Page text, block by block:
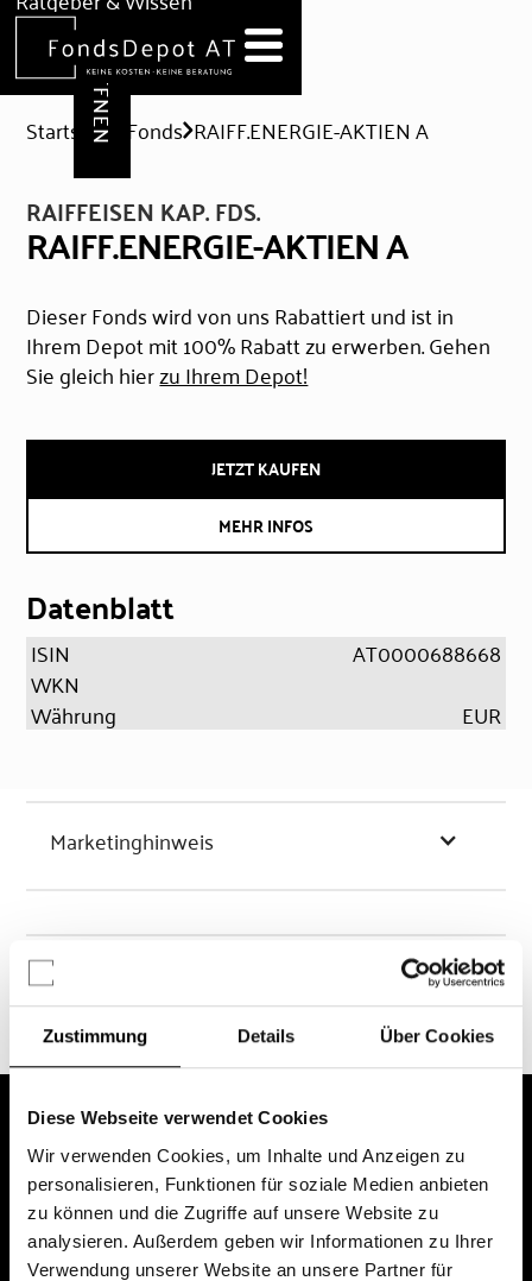
Zustimmung Details Über Cookies
Diese Webseite verwendet Cookies
Wir verwenden Cookies, um Inhalte und Anzeigen zu
personalisieren, Funktionen für soziale Medien anbieten
zu können und die Zugriffe auf unsere Website zu
analysieren. Außerdem geben wir Informationen zu Ihrer
Verwendung unserer Website an unsere Partner für
Hilfe & Formulare
DEPOT ERÖFFNEN
Startseite Fonds RAIFF.ENERGIE-AKTIEN A
RAIFFEISEN KAP. FDS.
RAIFF.ENERGIE-AKTIEN A
Dieser Fonds wird von uns Rabattiert und ist in
Ihrem Depot mit 100% Rabatt zu erwerben. Gehen
Sie gleich hierzu Ihrem Depot!
JETZT KAUFEN
MEHR INFOS
Datenblatt
ISIN
AT0000688668
WKN
Währung
EUR
Marketinghinweis
Chancen & Risiken